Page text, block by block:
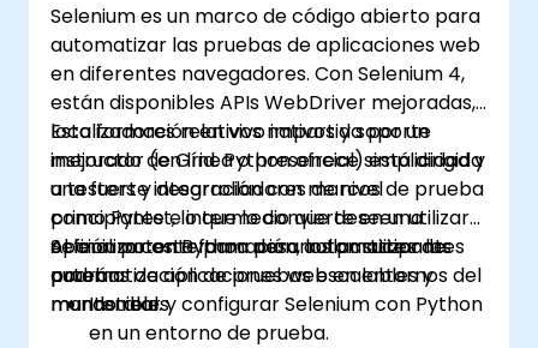
Selenium es un marco de código abierto para
automatizar las pruebas de aplicaciones web
en diferentes navegadores. Con Selenium 4,
están disponibles APIs WebDriver mejoradas,
localizadores relativos nativos y soporte
mejorado de Grid. Python ofrece simplicidad y
una fuerte integración con marcos de prueba
como Pytest, lo que lo convierte en una
opción potente para desarrollar suites de
automatización de pruebas escalables y
mantenibles.
Esta formación en vivo impartida por un
instructor (en línea o presencial) está dirigida
a testers y desarrolladores de nivel
principiante e intermedio que deseen utilizar
Selenium con Python para automatizar las
pruebas de aplicaciones web en entornos del
mundo real.
Al finalizar esta formación, los participantes
podrán:
Instalar y configurar Selenium con Python
en un entorno de prueba.